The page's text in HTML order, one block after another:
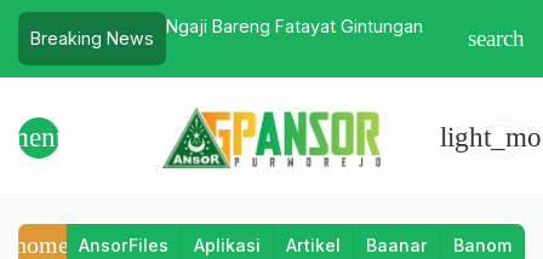
Breaking News
Gus Aun: Empat Karakter Yang harus search
menu
home AnsorFiles Aplikasi Artikel Baanar Banom